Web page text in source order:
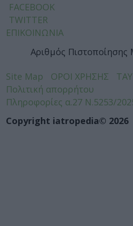
FACEBOOK
TWITTER
ΕΠΙΚΟΙΝΩΝΙΑ
Αριθμός Πιστοποίησης
Site Map ΟΡΟΙ ΧΡΗΣΗΣ
Πολιτική απορρήτου
Πληροφορίες α.27 Ν.5253/
Copyright iatropedia© 2026